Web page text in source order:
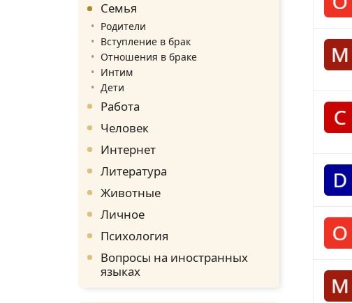
Семья
Родители
Вступление в брак
Отношения в браке
Интим
Дети
Работа
Человек
Интернет
Литература
Животные
Личное
Психология
Вопросы на иностранных
языках